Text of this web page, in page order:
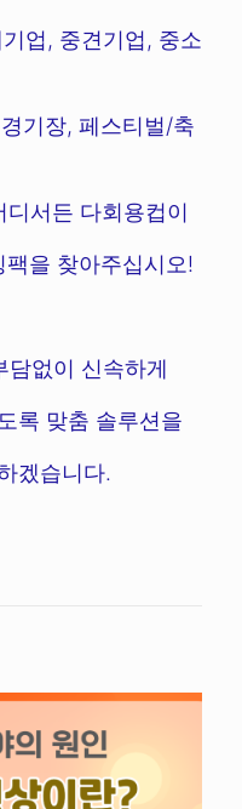
업, 중견기업, 중소
기장, 페스티벌/축
서든 다회용컵이
을 찾아주십시오!
담없이 신속하게
록 맞춤 솔루션을
겠습니다.